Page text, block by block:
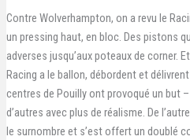
Contre Wolverhampton, on a revu le
un pressing haut, en bloc. Des pistons
adverses jusqu’aux poteaux de corner.
Racing a le ballon, débordent et
centres de Pouilly ont provoqué un but
d’autres avec plus de réalisme. De
le surnombre et s’est offert un doublé